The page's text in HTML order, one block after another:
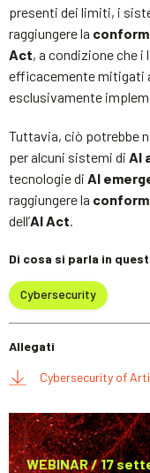
presenti dei limiti, i
raggiungere la
Act, a condizione che i
efficacemente mitigati
esclusivamente
Tuttavia, ciò potrebbe
per alcuni sistemi di AI
tecnologie di AI
raggiungere la
dell’AI Act.
Di cosa si parla in
Cybersecurity
Allegati
Cybersecurity of
WEBINAR / 17